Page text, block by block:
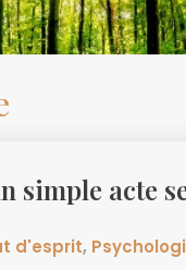
simple acte
d'esprit,